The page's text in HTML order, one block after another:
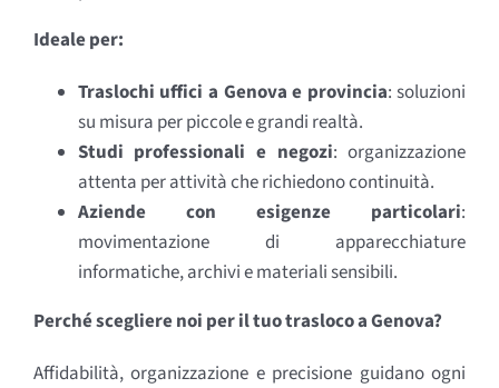
Ideale per:
Traslochi uffici a Genova e provincia: soluzioni
su misura per piccole e grandi realtà.
Studi professionali e negozi: organizzazione
attenta per attività che richiedono continuità.
Aziende con esigenze particolari:
movimentazione di apparecchiature
informatiche, archivi e materiali sensibili.
Perché scegliere noi per il tuo trasloco a Genova?
Affidabilità, organizzazione e precisione guidano ogni